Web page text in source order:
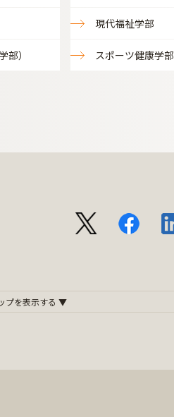
部）
現代福祉学部
スポーツ健康学部